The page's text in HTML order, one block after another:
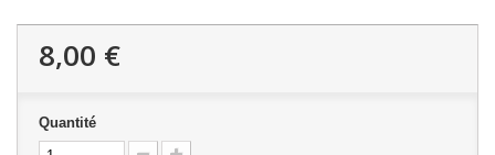
8,00 €
Quantité